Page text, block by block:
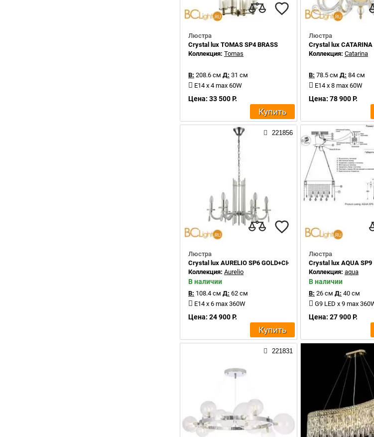
Люстра
Crystal lux TOMAS SP4 BRASS
Коллекция: Tomas
В: 208.6 см Д: 31 см
E14 x 4 max 60W
Цена: 33 500 Р.
Купить
Люстра
Crystal lux CATARINA
Коллекция: Catarina
В: 78.5 см Д: 84 см
Е14 x 8 max 60W
Цена: 78 900 Р.
221856
Люстра
Crystal lux AURELIO SP6 GOLD+CHROME/TRANSPARENT
Коллекция: Aurelio
В наличии
В: 108.4 см Д: 62 см
E14 x 6 max 360W
Цена: 24 900 Р.
Купить
Люстра
Crystal lux AQUA SP9
Коллекция: aqua
В наличии
В: 26 см Д: 40 см
G9 LED x 9 max
Цена: 27 900 Р.
221831